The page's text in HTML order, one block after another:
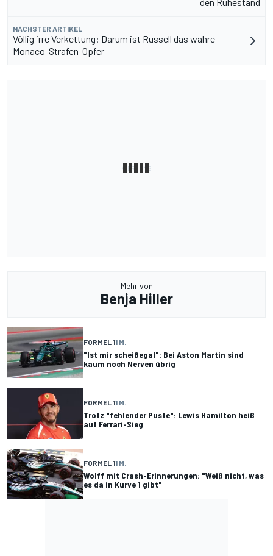
NÄCHSTER ARTIKEL
Völlig irre Verkettung: Darum ist Russell das wahre
Monaco-Strafen-Opfer
Mehr von
Benja Hiller
FORMEL 11 M.
"Ist mir scheißegal": Bei Aston Martin sind
kaum noch Nerven übrig
FORMEL 11 M.
Trotz "fehlender Puste": Lewis Hamilton heiß
auf Ferrari-Sieg
FORMEL 11 M.
Wolff mit Crash-Erinnerungen: "Weiß nicht, was
es da in Kurve 1 gibt"